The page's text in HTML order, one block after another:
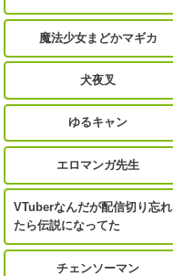
魔法少女まどかマギカ
犬夜叉
ゆるキャン
エロマンガ先生
VTuberなんだが配信切り忘れ
たら伝説になってた
チェンソーマン